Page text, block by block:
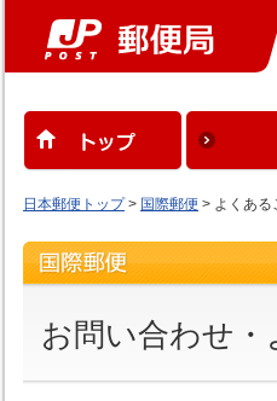
日本郵便トップ> 国際郵便 > よくある
お問い合わせ